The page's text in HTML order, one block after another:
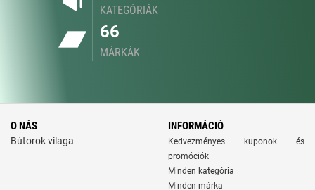
KATEGÓRIÁK
66
MÁRKÁK
O NÁS
Bútorok vilaga
INFORMÁCIÓ
Kedvezményes kuponok és
promóciók
Minden kategória
Minden márka